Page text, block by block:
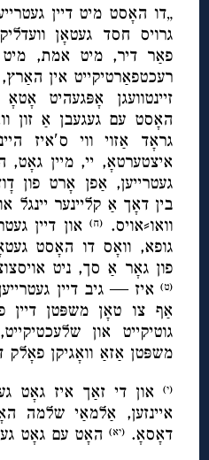
„דו האָסט מיט דיין
גרויס חסד געטאָן
פאַר דיר, מיט אמת, מיט
רעכטפאַרטיקייט אין
זיינטוועגן אָפּגעהיט
האָסט עם געגעבן אַ זון
גראָד אַזוי ווי ס′איז
איצטערטאָ, יי, מיין גאָט,
געטרייען, אַפן אָרט פון
בין דאָך אַ קליינער יינגל
וואו⸗אויס.
(ח)און דיין
גופא, וואָס דו האָסט
פון גאָר אַ סך, ניט
(ט) איז — גיב דיין
אַף צו טאָן משפּטן דיין
גוטיקייט און
משפּטן אַזאַ וואָגיקן פאָלק
(י)
און די זאַך איז גאָט
איינזען, אַלמאַי שלמה
דאָסאָ.(יא) האָט עם גאָט